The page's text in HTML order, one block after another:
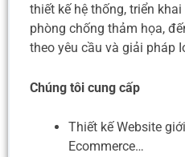
thiết kế hệ thống, triển
phòng chống thảm họa,
theo yêu cầu và giải pháp
Chúng tôi cung cấp
Thiết kế Website
Ecommerce…